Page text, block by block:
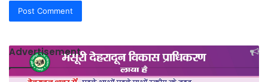
Advertisement